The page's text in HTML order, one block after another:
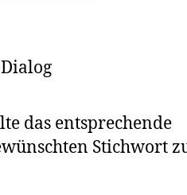
das entsprechende
Stichwort